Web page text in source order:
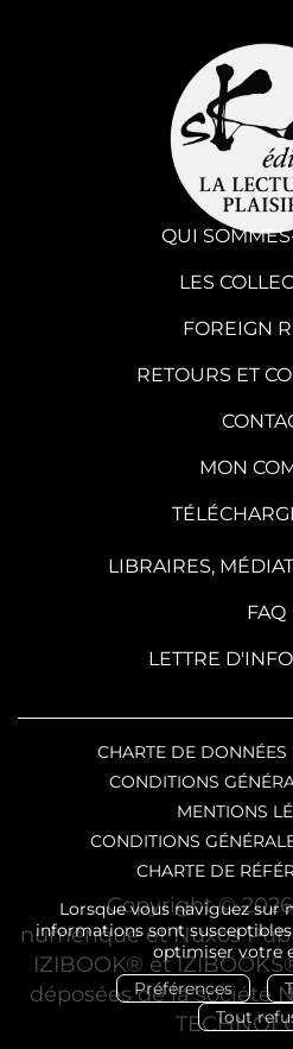
Lorsque vous naviguez sur
informations sont
optimiser votre
Préférences
Tout
QUI
LES
FOREIGN
RETOURS ET
MON
LIBRAIRES,
FAQ
LETTRE
CHARTE DE DONNÉES
CONDITIONS
MENTIONS
CONDITIONS
CHARTE DE
Copyright ©
numérique et Nuxos
IZIBOOK® et
déposées de la société